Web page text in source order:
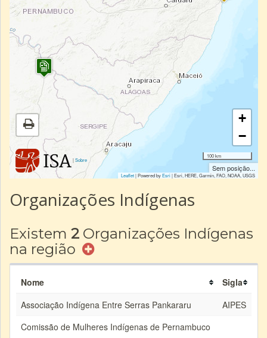
|Sobre
+
−
100 km
Sem posição...
Leaflet| Powered byEsri|Esri, HERE, Garmin, FAO, NOAA, USGS
Organizações Indígenas
Existem 2 Organizações Indígenas
na região
Nome
Sigla
Associação Indígena Entre Serras Pankararu
AIPES
Comissão de Mulheres Indígenas de Pernambuco